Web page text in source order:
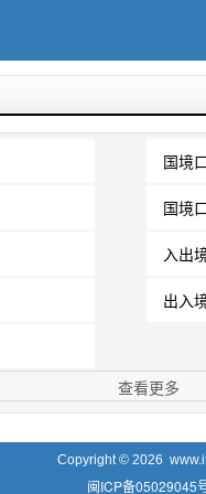
国境
国境
入出
出入
查看更多
Copyright © 2026
闽ICP备05029045